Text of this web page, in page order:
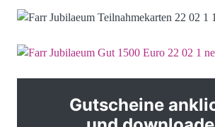
Gutscheine